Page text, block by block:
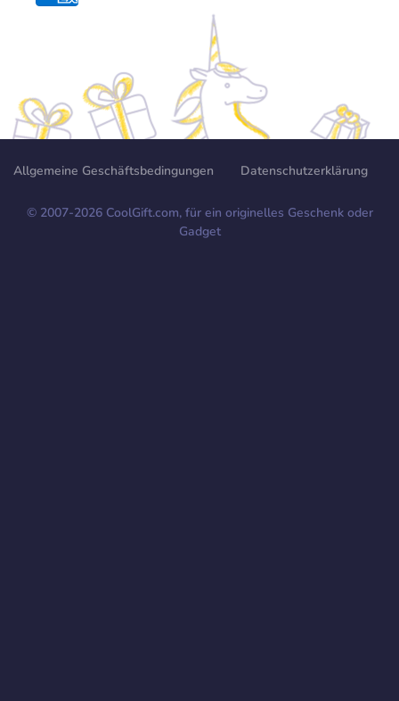
Allgemeine Geschäftsbedingungen Datenschutzerklärung
© 2007-2026CoolGift.com, für ein originelles Geschenk oder
Gadget